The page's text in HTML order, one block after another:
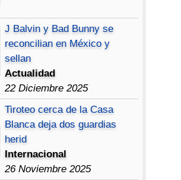
J Balvin y Bad Bunny se
reconcilian en México y
sellan
Actualidad
22 Diciembre 2025
Tiroteo cerca de la Casa
Blanca deja dos guardias
herid
Internacional
26 Noviembre 2025